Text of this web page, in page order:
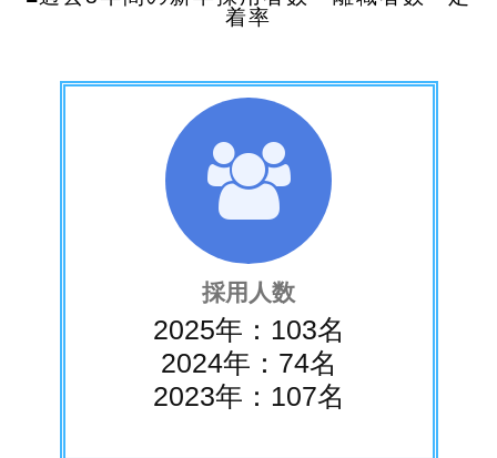
着率
採用人数
2025年：103名
2024年：74名
2023年：107名